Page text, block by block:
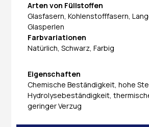
Arten von Füllstoffen
Glasfasern, Kohlenstofffasern,
Glasperlen
Farbvariationen
Natürlich, Schwarz, Farbig
Eigenschaften
Chemische Beständigkeit, hohe
Hydrolysebeständigkeit,
geringer Verzug